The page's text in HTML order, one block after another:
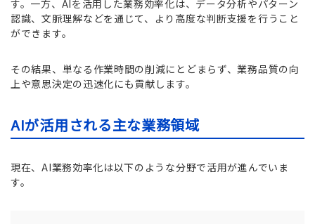
す。一方、AIを活用した業務効率化は、データ分析やパターン
認識、文脈理解などを通じて、より高度な判断支援を行うこと
ができます。
その結果、単なる作業時間の削減にとどまらず、業務品質の向
上や意思決定の迅速化にも貢献します。
AIが活用される主な業務領域
現在、AI業務効率化は以下のような分野で活用が進んでいま
す。